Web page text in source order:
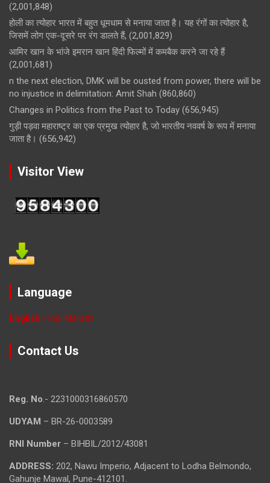
(2,001,848)
होली का त्योहार भारत में बहुत धूमधाम से मनाया जाता है। यह रंगों का त्योहार है,
जिसमें लोग एक-दूसरे पर रंग डालते हैं, (2,001,829)
आमिर खान के भांजे इमरान खान हिंदी फिल्मों में कमबैक करने जा रहे हैं
(2,001,681)
n the next election, DMK will be ousted from power, there will be
no injustice in delimitation: Amit Shah (860,860)
Changes in Politics from the Past to Today (656,945)
गुड़ी पड़वा महाराष्ट्र का एक प्रमुख त्योहार है, जो भारतीय नववर्ष के रूप में मनाया
जाता है। (656,942)
Visitor View
Language
English Hindi Marathi
Contact Us
Reg. No.- 2231000316860570
UDYAM – BR-26-0003589
RNI Number – BIHBIL/2012/43081
ADDRESS: 202, Nawu Imperio, Adjacent to Lodha Belmondo,
Gahunje Mawal, Pune-412101.